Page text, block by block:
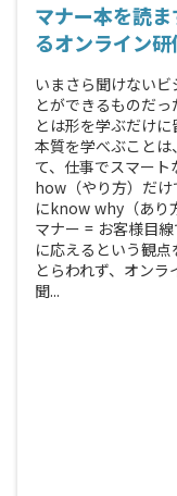
マナー本を読
るオンライン研
いまさら聞けない
とができるものだ
とは形を学ぶだけ
本質を学べぶこと
て、仕事でスマー
how（やり方）だけ
にknow why（あり
マナー = お客様目
に応えるという観
とらわれず、オンラ
聞...